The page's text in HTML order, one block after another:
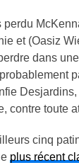
et (Oasiz
dans
Desjardins,
contre toute
cinq
plus récent